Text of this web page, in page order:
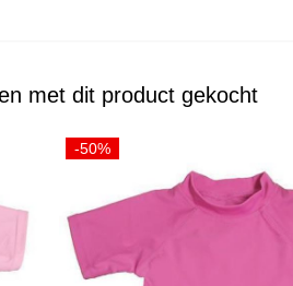
met dit product gekocht
-50%